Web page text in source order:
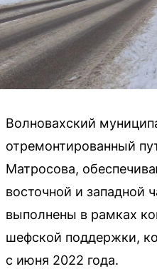
Волновахский
отремонтированный
Матросова,
восточной и западной
выполнены в рамках
шефской поддержки,
с июня 2022 года.